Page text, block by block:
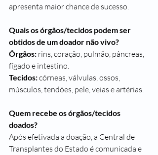
apresenta maior chance de sucesso.
Quais os órgãos/tecidos podem ser
obtidos de um doador não vivo?
Órgãos: rins, coração, pulmão, pâncreas,
fígado e intestino.
Tecidos: córneas, válvulas, ossos,
músculos, tendões, pele, veias e artérias.
Quem recebe os órgãos/tecidos
doados?
Após efetivada a doação, a Central de
Transplantes do Estado é comunicada e